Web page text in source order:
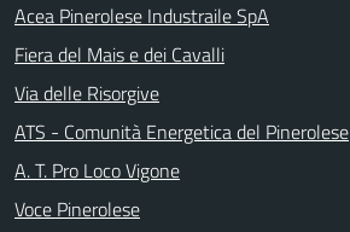
Acea Pinerolese Industraile SpA
Fiera del Mais e dei Cavalli
Via delle Risorgive
ATS - Comunità Energetica del Pinerolese
A. T. Pro Loco Vigone
Voce Pinerolese